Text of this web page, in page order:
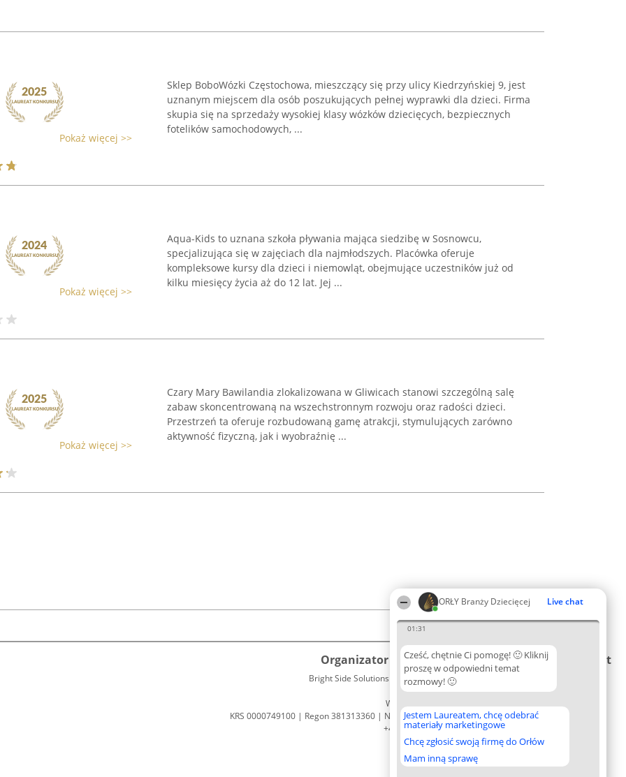
ORŁY Branży Dziecięcej Live chat
01:31
Cześć, chętnie Ci pomogę! 🙂 Kliknij
proszę w odpowiedni temat
rozmowy! 🙂
Jestem Laureatem, chcę odebrać
materiały marketingowe
Chcę zgłosić swoją firmę do Orłów
Mam inną sprawę
Pokaż więcej >>
Sklep BoboWózki Częstochowa, mieszczący się przy ulicy Kiedrzyńskiej 9, jest
uznanym miejscem dla osób poszukujących pełnej wyprawki dla dzieci. Firma
skupia się na sprzedaży wysokiej klasy wózków dziecięcych, bezpiecznych
fotelików samochodowych, ...
Pokaż więcej >>
Aqua-Kids to uznana szkoła pływania mająca siedzibę w Sosnowcu,
specjalizująca się w zajęciach dla najmłodszych. Placówka oferuje
kompleksowe kursy dla dzieci i niemowląt, obejmujące uczestników już od
kilku miesięcy życia aż do 12 lat. Jej ...
Pokaż więcej >>
Czary Mary Bawilandia zlokalizowana w Gliwicach stanowi szczególną salę
zabaw skoncentrowaną na wszechstronnym rozwoju oraz radości dzieci.
Przestrzeń ta oferuje rozbudowaną gamę atrakcji, stymulujących zarówno
aktywność fizyczną, jak i wyobraźnię ...
Organizator plebiscytu
Bright Side Solutions sp. z o. o. sp. k.
ul. Ruska 22
Wrocław 50-079
KRS 0000749100 | Regon 381313360 | NIP 8943132676
+48 508 492 400
Plebiscyt
Lista
Laureatów
Zasady
Regulamin
Prywatności
Kontakt